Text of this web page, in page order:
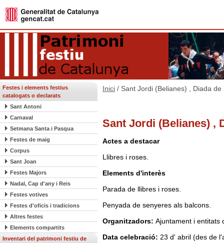
Festes i elements festius
catalogats o declarats
Sant Antoni
Carnaval
Setmana Santa i Pasqua
Festes de maig
Corpus
Sant Joan
Festes Majors
Nadal, Cap d'any i Reis
Festes votives
Festes d'oficis i tradicions
Altres festes
Elements compartits
Inventari del patrimoni festiu de
Inici / Sant Jordi (Belianes) , Diada de
Sant Jordi (Belianes) ,
Actes a destacar
Llibres i roses.
Elements d'interès
Parada de llibres i roses.
Penyada de senyeres als balcons.
Organitzadors: Ajuntament i entitats
Data celebració: 23 d' abril (des de